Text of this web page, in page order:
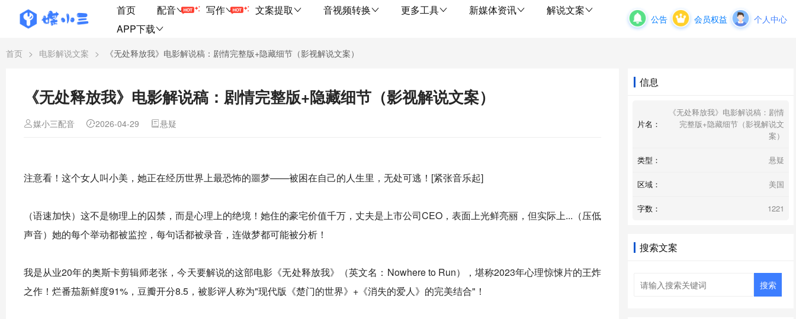
首页 配音 写作 文案提取 音视频转换 更多工具 新媒体资讯
解说文案
APP下载
公告 会员权益 个人中心
首页 > 电影解说文案 > 《无处释放我》电影解说稿：剧情完整版+隐藏细节（影视解说文案）
《无处释放我》电影解说稿：剧情完整版+隐藏细节（影视解说文案）
媒小三配音 2026-04-29 悬疑
注意看！这个女人叫小美，她正在经历世界上最恐怖的噩梦——被困在自己的人生里，无处可逃！[紧张音乐起]
（语速加快）这不是物理上的囚禁，而是心理上的绝境！她住的豪宅价值千万，丈夫是上市公司CEO，表面上光鲜亮丽，但实际上...（压低
声音）她的每个举动都被监控，每句话都被录音，连做梦都可能被分析！
我是从业20年的奥斯卡剪辑师老张，今天要解说的这部电影《无处释放我》（英文名：Nowhere to Run），堪称2023年心理惊悚片的王炸
之作！烂番茄新鲜度91%，豆瓣开分8.5，被影评人称为"现代版《楚门的世界》+《消失的爱人》的完美结合"！
信息
片名：
《无处释放我》电影解说稿：剧情
完整版+隐藏细节（影视解说文
案）
类型： 悬疑
区域： 美国
字数： 1221
搜索文案
搜索